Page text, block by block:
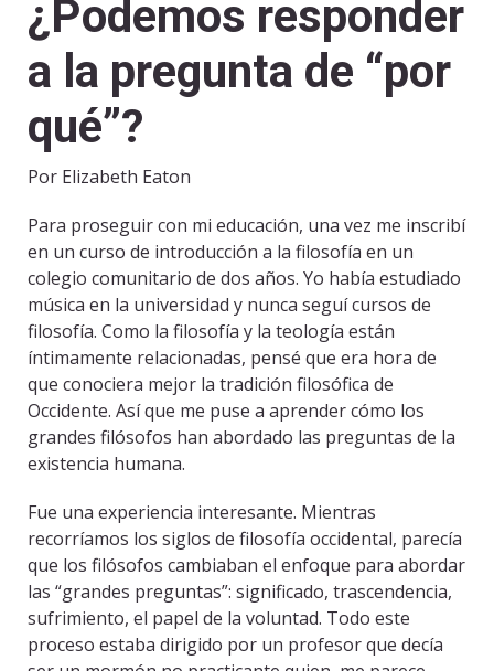
¿Podemos responder
a la pregunta de “por
qué”?
Por Elizabeth Eaton
Para proseguir con mi educación, una vez me inscribí
en un curso de introducción a la filosofía en un
colegio comunitario de dos años. Yo había estudiado
música en la universidad y nunca seguí cursos de
filosofía. Como la filosofía y la teología están
íntimamente relacionadas, pensé que era hora de
que conociera mejor la tradición filosófica de
Occidente. Así que me puse a aprender cómo los
grandes filósofos han abordado las preguntas de la
existencia humana.
Fue una experiencia interesante. Mientras
recorríamos los siglos de filosofía occidental, parecía
que los filósofos cambiaban el enfoque para abordar
las “grandes preguntas”: significado, trascendencia,
sufrimiento, el papel de la voluntad. Todo este
proceso estaba dirigido por un profesor que decía